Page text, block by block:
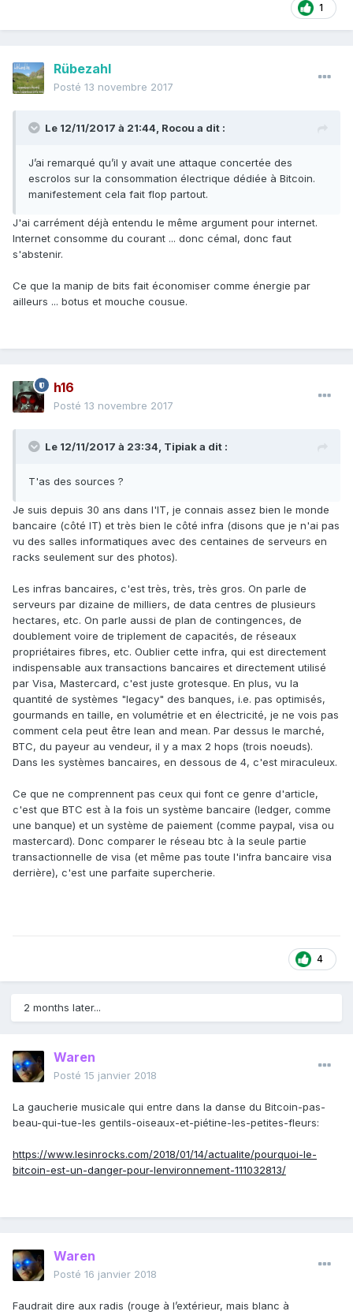
1
Rübezahl
Posté 13 novembre 2017
Le 12/11/2017 à 21:44, Rocou a dit :
J’ai remarqué qu’il y avait une attaque concertée des
escrolos sur la consommation électrique dédiée à Bitcoin.
manifestement cela fait flop partout.
J'ai carrément déjà entendu le même argument pour internet.
Internet consomme du courant ... donc cémal, donc faut
s'abstenir.
Ce que la manip de bits fait économiser comme énergie par
ailleurs ... botus et mouche cousue.
h16
Posté 13 novembre 2017
Le 12/11/2017 à 23:34, Tipiaka dit :
T'as des sources ?
Je suis depuis 30 ans dans l'IT, je connais assez bien le monde
bancaire (côté IT) et très bien le côté infra (disons que je n'ai pas
vu des salles informatiques avec des centaines de serveurs en
racks seulement sur des photos).
Les infras bancaires, c'est très, très, très gros. On parle de
serveurs par dizaine de milliers, de data centres de plusieurs
hectares, etc. On parle aussi de plan de contingences, de
doublement voire de triplement de capacités, de réseaux
propriétaires fibres, etc. Oublier cette infra, qui est directement
indispensable aux transactions bancaires et directement utilisé
par Visa, Mastercard, c'est juste grotesque. En plus, vu la
quantité de systèmes "legacy" des banques, i.e. pas optimisés,
gourmands en taille, en volumétrie et en électricité, je ne vois pas
comment cela peut être lean and mean. Par dessus le marché,
BTC, du payeur au vendeur, il y a max 2 hops (trois noeuds).
Dans les systèmes bancaires, en dessous de 4, c'est miraculeux.
Ce que ne comprennent pas ceux qui font ce genre d'article,
c'est que BTC est à la fois un système bancaire (ledger, comme
une banque) et un système de paiement (comme paypal, visa ou
mastercard). Donc comparer le réseau btc à la seule partie
transactionnelle de visa (et même pas toute l'infra bancaire visa
derrière), c'est une parfaite supercherie.
4
2 months later...
Waren
Posté 15 janvier 2018
La gaucherie musicale qui entre dans la danse du Bitcoin-pas-
beau-qui-tue-les gentils-oiseaux-et-piétine-les-petites-fleurs:
https://www.lesinrocks.com/2018/01/14/actualite/pourquoi-le-
bitcoin-est-un-danger-pour-lenvironnement-111032813/
Waren
Posté 16 janvier 2018
Faudrait dire aux radis (rouge à l’extérieur, mais blanc à